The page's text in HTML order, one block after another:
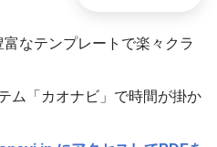
なテンプレートで楽々クラ
ム「カオナビ」で時間が掛か